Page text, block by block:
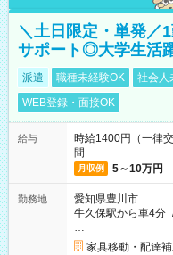
＼土日限定・単発／
サポート◎大学生活
派遣 職種未経験OK 社会人
WEB登録・面接OK
給与
時給1400円（一律
間
月収例 5～10万円
勤務地
愛知県豊川市
牛久保駅から車4分
…
家具移動・配達